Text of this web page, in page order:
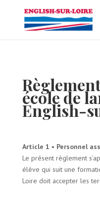
école de
English-
Article 1 • Personnel
Le présent règlement
élève qui suit une
Loire doit accepter les